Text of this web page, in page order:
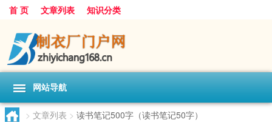
首 页 文章列表 知识分类
网站导航
> 文章列表 > 读书笔记500字（读书笔记50字）